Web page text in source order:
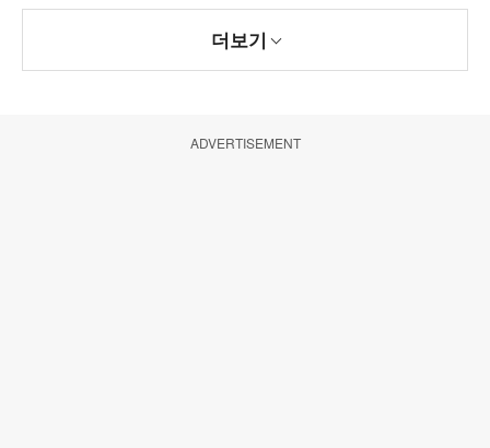
더보기
ADVERTISEMENT